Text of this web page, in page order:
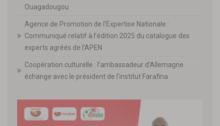
Ouagadougou
Agence de Promotion de l’Expertise Nationale :
Communiqué relatif à l’édition 2025 du catalogue des
experts agréés de l’APEN
Coopération culturelle : l’ambassadeur d’Allemagne
échange avec le président de l’institut Farafina